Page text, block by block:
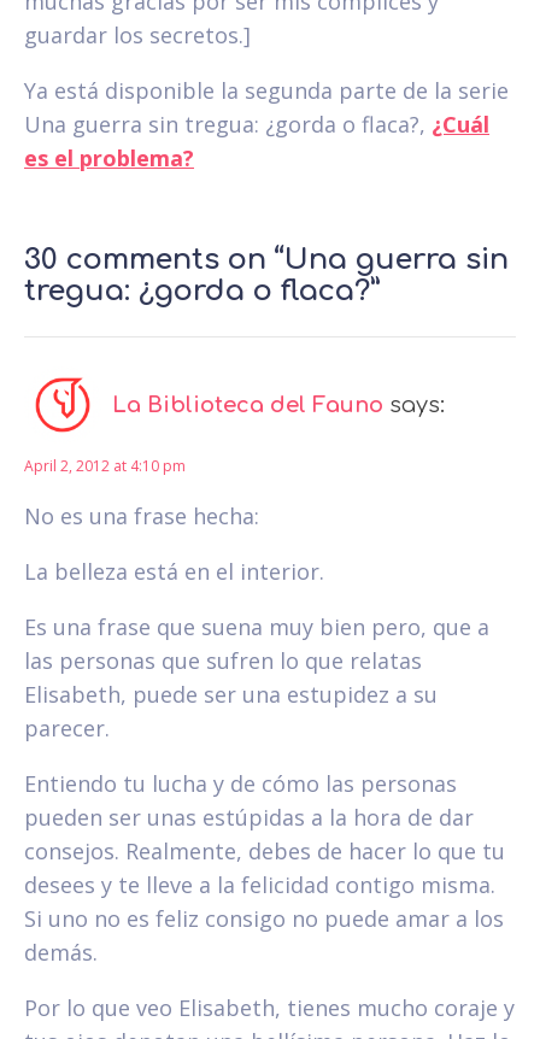
guardar los secretos.]
Ya está disponible la segunda parte de la serie
Una guerra sin tregua: ¿gorda o flaca?, ¿Cuál
es el problema?
30 comments on “Una guerra sin
tregua: ¿gorda o flaca?”
La Biblioteca del Fauno says:
April 2, 2012 at 4:10 pm
No es una frase hecha:
La belleza está en el interior.
Es una frase que suena muy bien pero, que a
las personas que sufren lo que relatas
Elisabeth, puede ser una estupidez a su
parecer.
Entiendo tu lucha y de cómo las personas
pueden ser unas estúpidas a la hora de dar
consejos. Realmente, debes de hacer lo que tu
desees y te lleve a la felicidad contigo misma.
Si uno no es feliz consigo no puede amar a los
demás.
Por lo que veo Elisabeth, tienes mucho coraje y